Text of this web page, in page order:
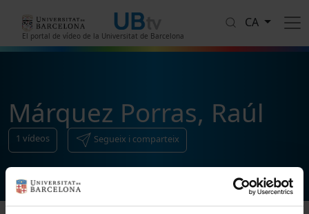
El portal de vídeo de la Universitat de Barcelona
CA
Márquez Porras, Raúl
1 vídeos Segueix i comparteix